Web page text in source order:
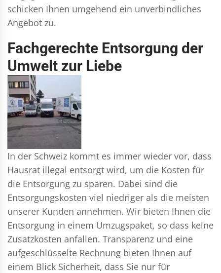
schicken Ihnen umgehend ein unverbindliches
Angebot zu.
Fachgerechte Entsorgung der
Umwelt zur Liebe
In der Schweiz kommt es immer wieder vor, dass
Hausrat illegal entsorgt wird, um die Kosten für
die Entsorgung zu sparen. Dabei sind die
Entsorgungskosten viel niedriger als die meisten
unserer Kunden annehmen. Wir bieten Ihnen die
Entsorgung in einem Umzugspaket, so dass keine
Zusatzkosten anfallen. Transparenz und eine
aufgeschlüsselte Rechnung bieten Ihnen auf
einem Blick Sicherheit, dass Sie nur für